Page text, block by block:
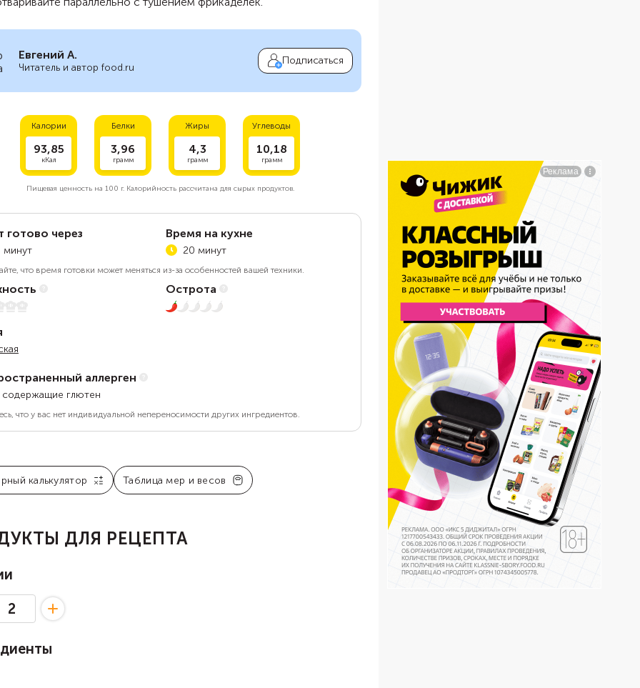
Евгений А.
Читатель и автор food.ru
Подписаться
Калории
93,85
кКал
Белки
3,96
грамм
Жиры
4,3
грамм
Углеводы
10,18
грамм
Пищевая ценность на 100 г.Калорийность рассчитана для сырых продуктов.
готово через
минут
Время на кухне
20 минут
что время готовки может меняться из-за особенностей вашей техники.
Острота
1 из 5
аллерген
содержащие глютен
что у вас нет индивидуальной непереносимости других ингредиентов.
калькулятор Таблица мер и весов
ДЛЯ РЕЦЕПТА